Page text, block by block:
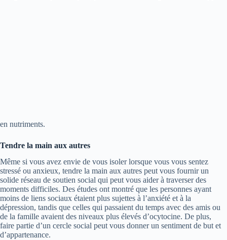
en nutriments.
Tendre la main aux autres
Même si vous avez envie de vous isoler lorsque vous vous sentez
stressé ou anxieux, tendre la main aux autres peut vous fournir un
solide réseau de soutien social qui peut vous aider à traverser des
moments difficiles. Des études ont montré que les personnes ayant
moins de liens sociaux étaient plus sujettes à l’anxiété et à la
dépression, tandis que celles qui passaient du temps avec des amis ou
de la famille avaient des niveaux plus élevés d’ocytocine. De plus,
faire partie d’un cercle social peut vous donner un sentiment de but et
d’appartenance.